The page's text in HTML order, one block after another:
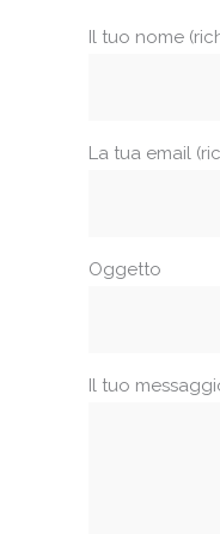
Il tuo nome
La tua email
Oggetto
Il tuo